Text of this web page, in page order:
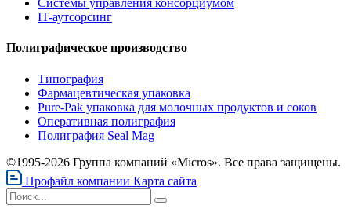
Системы управления консорциумом
IT-аутсорсинг
Полиграфическое производство
Типография
Фармацевтическая упаковка
Pure-Pak упаковка для молочных продуктов и соков
Оперативная полиграфия
Полиграфия Seal Mag
©1995-2026 Группа компаний «Micros». Все права защищены.
Профайл компании Карта сайта